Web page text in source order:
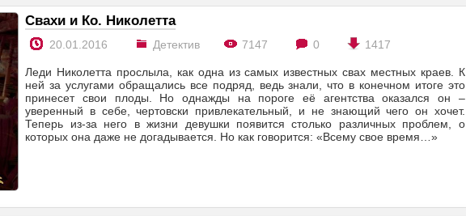
Свахи и Ко. Николетта
20.01.2016 Детектив 7147 0 1417
Леди Николетта прослыла, как одна из самых известных свах местных краев. К
ней за услугами обращались все подряд, ведь знали, что в конечном итоге это
принесет свои плоды. Но однажды на пороге её агентства оказался он –
уверенный в себе, чертовски привлекательный, и не знающий чего он хочет.
Теперь из-за него в жизни девушки появится столько различных проблем, о
которых она даже не догадывается. Но как говорится: «Всему свое время…»